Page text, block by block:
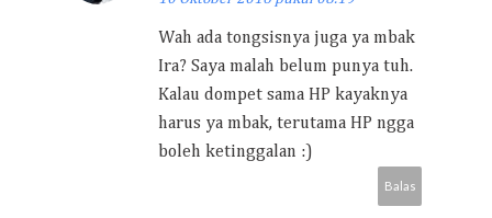
Wah ada tongsisnya juga ya mbak
Ira? Saya malah belum punya tuh.
Kalau dompet sama HP kayaknya
harus ya mbak, terutama HP ngga
boleh ketinggalan :)
Balas